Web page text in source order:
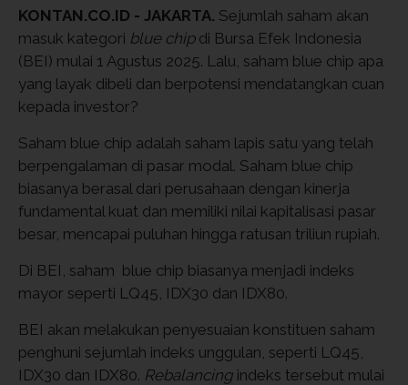
KONTAN.CO.ID - JAKARTA. Sejumlah saham akan
masuk kategori blue chip di Bursa Efek Indonesia
(BEI) mulai 1 Agustus 2025. Lalu, saham blue chip apa
yang layak dibeli dan berpotensi mendatangkan cuan
kepada investor?
Saham blue chip adalah saham lapis satu yang telah
berpengalaman di pasar modal. Saham blue chip
biasanya berasal dari perusahaan dengan kinerja
fundamental kuat dan memiliki nilai kapitalisasi pasar
besar, mencapai puluhan hingga ratusan triliun rupiah.
Di BEI, saham blue chip biasanya menjadi indeks
mayor seperti LQ45, IDX30 dan IDX80.
BEI akan melakukan penyesuaian konstituen saham
penghuni sejumlah indeks unggulan, seperti LQ45,
IDX30 dan IDX80. Rebalancing indeks tersebut mulai